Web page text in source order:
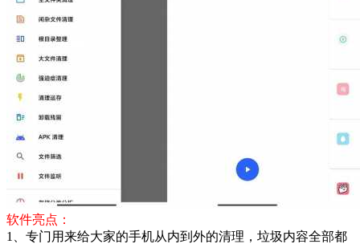
软件亮点：
1、专门用来给大家的手机从内到外的清理，垃圾内容全部都